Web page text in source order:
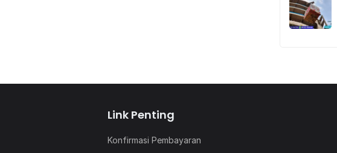
Link Penting
Konfirmasi Pembayaran